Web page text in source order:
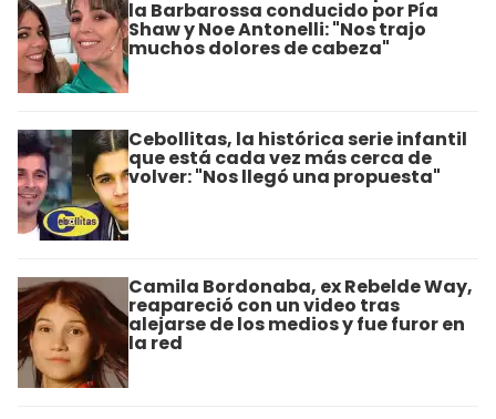
la Barbarossa conducido por Pía
Shaw y Noe Antonelli: "Nos trajo
muchos dolores de cabeza"
Cebollitas, la histórica serie infantil
que está cada vez más cerca de
volver: "Nos llegó una propuesta"
Camila Bordonaba, ex Rebelde Way,
reapareció con un video tras
alejarse de los medios y fue furor en
la red